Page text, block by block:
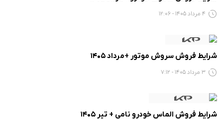
4 مرداد 1405 - 12:06
شرایط فروش سروش موتور +مرداد 1405
3 مرداد 1405 - 7:12
شرایط فروش الماس خودرو نامی + تیر 1405